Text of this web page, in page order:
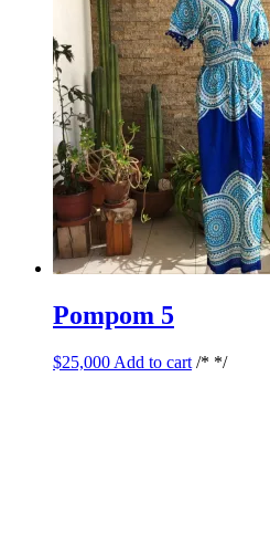
Pompom 5
$25,000 Add to cart /* */